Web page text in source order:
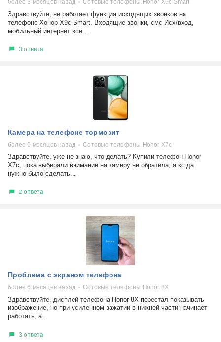
более 3 месяцев назад Сотовые телефоны Honor X9c Smart
Здравствуйте, не работает функция исходящих звонков на
телефоне Хонор X9с Smart. Входящие звонки, смс Исх/вход,
мобильный интернет всё...
3 ответа
Камера на телефоне тормозит
более 6 месяцев назад Сотовые телефоны Honor X7c
Здравствуйте, уже не знаю, что делать? Купили телефон Honor
X7c, пока выбирали внимание на камеру не обратила, а когда
нужно было сделать...
2 ответа
Проблема с экраном телефона
более 6 месяцев назад Сотовые телефоны Honor 8X
Здравствуйте, дисплей телефона Honor 8X перестал показывать
изображение, но при усиленном зажатии в нижней части начинает
работать, а...
3 ответа